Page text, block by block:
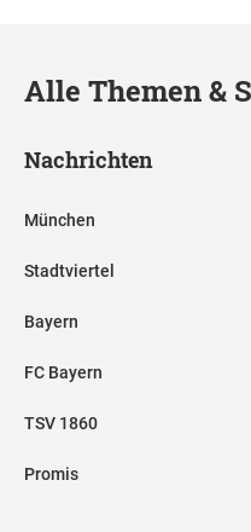
Alle Themen &
Nachrichten
München
Stadtviertel
Bayern
FC Bayern
TSV 1860
Promis